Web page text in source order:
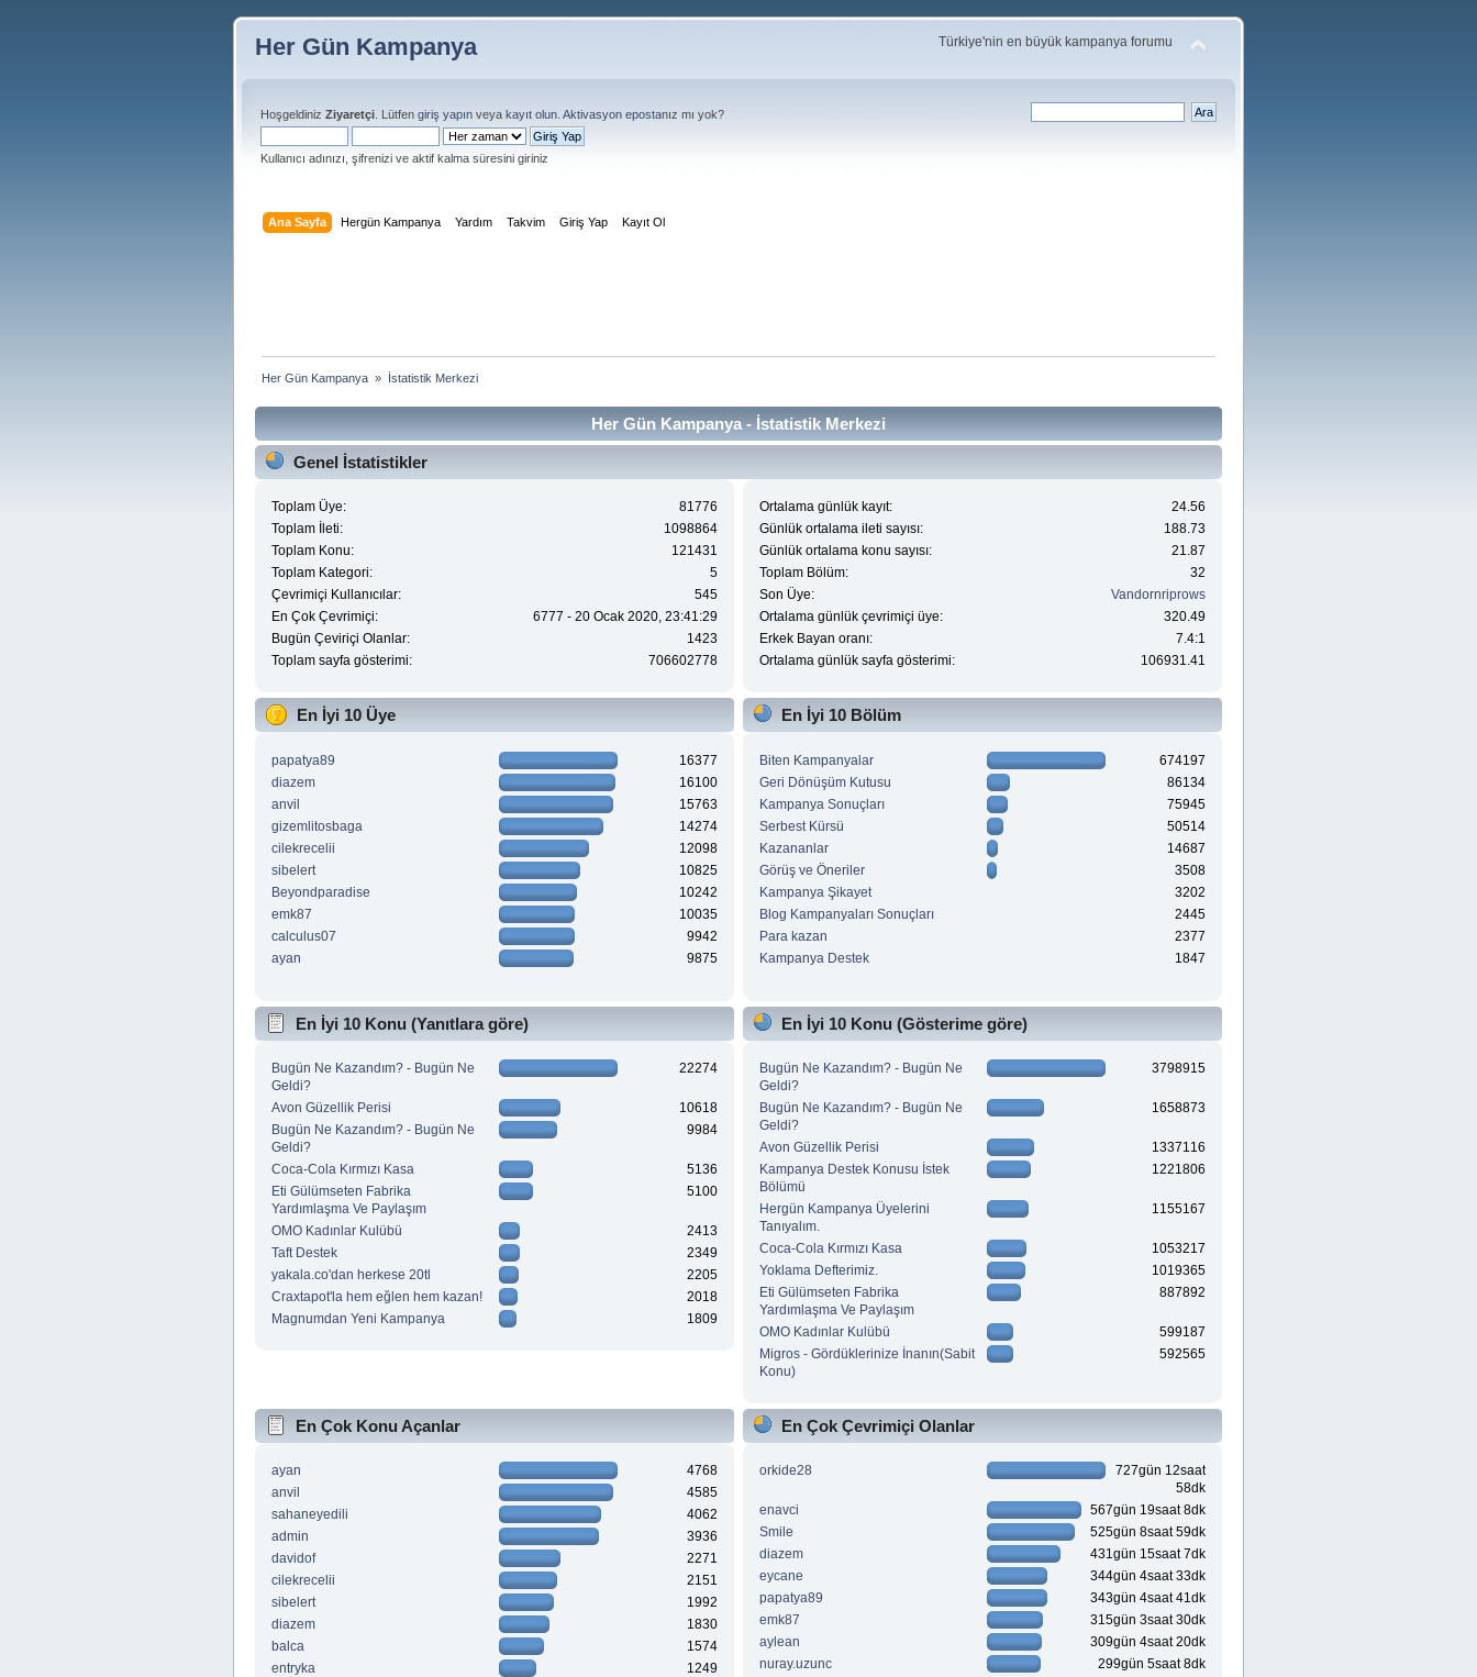
Her Gün Kampanya Türkiye'nin en büyük kampanya forumu
Hoşgeldiniz Ziyaretçi . Lütfen giriş yapın veya kayıt olun Aktivasyon epostanız mı yok?
Kullanıcı adınızı, şifrenizi ve aktif kalma süresini giriniz
Ana Sayfa Hergün Kampanya Yardım Takvim Giriş Yap Kayıt Ol
Her Gün Kampanya » İstatistik Merkezi
Her Gün Kampanya - İstatistik Merkezi
Genel İstatistikler
Toplam Üye:
81776
Toplam İleti:
1098864
Toplam Konu:
121431
Toplam Kategori:
5
Çevrimiçi Kullanıcılar:
545
En Çok Çevrimiçi:
6777 - 20 Ocak 2020, 23:41:29
Bugün Çeviriçi Olanlar:
1423
Toplam sayfa gösterimi:
706602778
Ortalama günlük kayıt:
24.56
Günlük ortalama ileti sayısı:
188.73
Günlük ortalama konu sayısı:
21.87
Toplam Bölüm:
32
Son Üye:
Vandornriprows
Ortalama günlük çevrimiçi üye:
320.49
Erkek Bayan oranı:
7.4:1
Ortalama günlük sayfa gösterimi:
106931.41
En İyi 10 Üye
papatya89
16377
diazem
16100
anvil
15763
gizemlitosbaga
14274
cilekrecelii
12098
sibelert
10825
Beyondparadise
10242
emk87
10035
calculus07
9942
ayan
9875
En İyi 10 Bölüm
Biten Kampanyalar
674197
Geri Dönüşüm Kutusu
86134
Kampanya Sonuçları
75945
Serbest Kürsü
50514
Kazananlar
14687
Görüş ve Öneriler
3508
Kampanya Şikayet
3202
Blog Kampanyaları Sonuçları
2445
Para kazan
2377
Kampanya Destek
1847
En İyi 10 Konu (Yanıtlara göre)
Bugün Ne Kazandım? - Bugün Ne
Geldi?
22274
Avon Güzellik Perisi
10618
Bugün Ne Kazandım? - Bugün Ne
Geldi?
9984
Coca-Cola Kırmızı Kasa
5136
Eti Gülümseten Fabrika
Yardımlaşma Ve Paylaşım
5100
OMO Kadınlar Kulübü
2413
Taft Destek
2349
yakala.co'dan herkese 20tl
2205
Craxtapot'la hem eğlen hem kazan!
2018
Magnumdan Yeni Kampanya
1809
En İyi 10 Konu (Gösterime göre)
Bugün Ne Kazandım? - Bugün Ne
Geldi?
3798915
Bugün Ne Kazandım? - Bugün Ne
Geldi?
1658873
Avon Güzellik Perisi
1337116
Kampanya Destek Konusu İstek
Bölümü
1221806
Hergün Kampanya Üyelerini
Tanıyalım.
1155167
Coca-Cola Kırmızı Kasa
1053217
Yoklama Defterimiz.
1019365
Eti Gülümseten Fabrika
Yardımlaşma Ve Paylaşım
887892
OMO Kadınlar Kulübü
599187
Migros - Gördüklerinize İnanın(Sabit
Konu)
592565
En Çok Konu Açanlar
ayan
4768
anvil
4585
sahaneyedili
4062
admin
3936
davidof
2271
cilekrecelii
2151
sibelert
1992
diazem
1830
balca
1574
entryka
1249
En Çok Çevrimiçi Olanlar
orkide28
727gün 12saat
58dk
enavci
567gün 19saat 8dk
Smile
525gün 8saat 59dk
diazem
431gün 15saat 7dk
eycane
344gün 4saat 33dk
papatya89
343gün 4saat 41dk
emk87
315gün 3saat 30dk
aylean
309gün 4saat 20dk
nuray.uzunc
299gün 5saat 8dk